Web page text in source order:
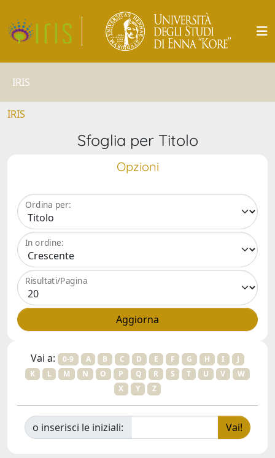
IRIS
IRIS
Sfoglia per Titolo
Opzioni
Ordina per:
In ordine:
Risultati/Pagina
Vai a: 0-9 A B C D E F G H I
J
K
L M N O P Q R S T U V
W
X
Y Z
o inserisci le iniziali: